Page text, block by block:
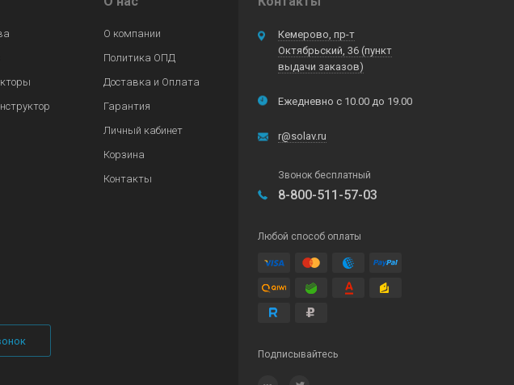
Кемерово, пр-т
Октябрьский, 36 (пункт
выдачи заказов)
Ежедневно с 10.00 до 19.00
r@solav.ru
Звонок бесплатный
8-800-511-57-03
Любой способ оплаты
Подписывайтесь
О компании
Политика ОПД
Доставка и Оплата
Гарантия
Личный кабинет
Корзина
Контакты